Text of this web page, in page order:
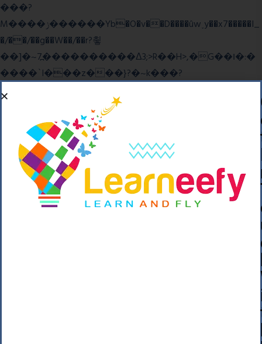
���?
M����ݫ������Yb�O�v��D����ûw˯y��x7�����I_
�/��/��g��W��/��r?쵷
��]�~7߽����������Δ3;>R��H>,�G��ו�:�
���� `I���z���}?�~k���?
��o��C���ǡ���,����*�3��#eۧ_>\��z
�K{DQg�Ϯ��]u��3o�V~�/��@��??
����Y�]�s�n���s
����p��|
��^��������$��ٽ�P���~��4���Snn^
$ ����Ogy/|>ڿ|�I��'A�n��1�$�}
=c"'��K���X�:��?j�ԫ��-